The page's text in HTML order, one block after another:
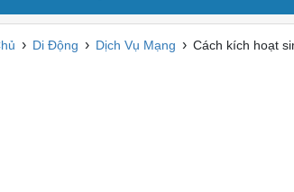
› Di Động › Dịch Vụ Mạng › Cách kích hoạt